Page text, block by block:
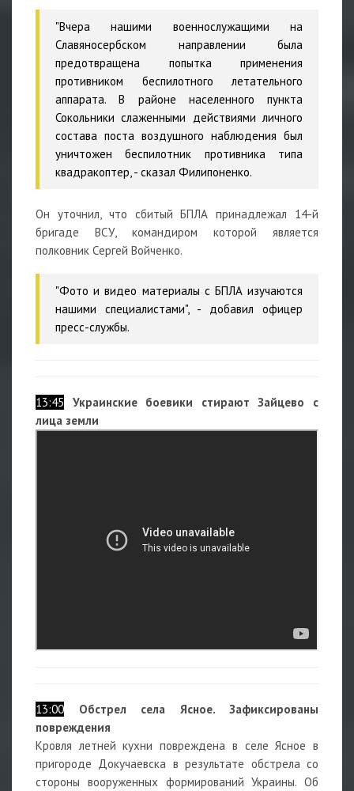
"Вчера нашими военнослужащими на
Славяносербском направлении была
предотвращена попытка применения
противником беспилотного летательного
аппарата. В районе населенного пункта
Сокольники слаженными действиями личного
состава поста воздушного наблюдения был
уничтожен беспилотник противника типа
квадракоптер, - сказал Филипоненко.
Он уточнил, что сбитый БПЛА принадлежал 14-й
бригаде ВСУ, командиром которой является
полковник Сергей Войченко.
"Фото и видео материалы с БПЛА изучаются
нашими специалистами", - добавил офицер
пресс-службы.
13:45
Украинские боевики стирают Зайцево с
лица земли
13:00 Обстрел села Ясное. Зафиксированы
повреждения
Кровля летней кухни повреждена в селе Ясное в
пригороде Докучаевска в результате обстрела со
стороны вооруженных формирований Украины. Об